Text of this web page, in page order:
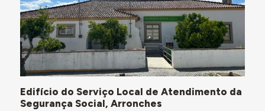
Edifício do Serviço Local de Atendimento da
Segurança Social, Arronches